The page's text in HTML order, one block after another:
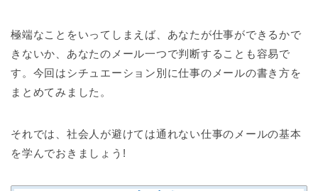
極端なことをいってしまえば、あなたが仕事ができるかで
きないか、あなたのメール一つで判断することも容易で
す。今回はシチュエーション別に仕事のメールの書き方を
まとめてみました。
それでは、社会人が避けては通れない仕事のメールの基本
を学んでおきましょう!